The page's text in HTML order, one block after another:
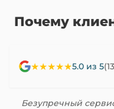
Почему
★★★★★5.0 из 5
Безупречный